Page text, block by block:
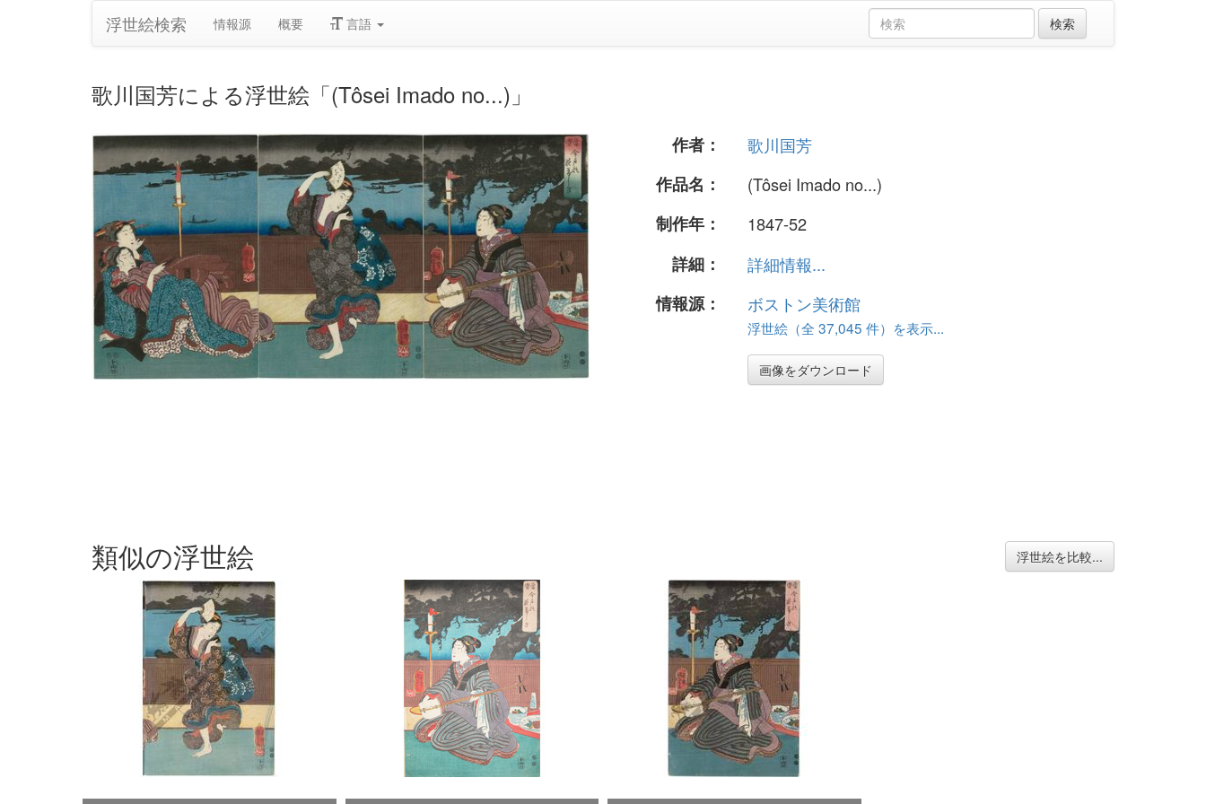
浮世絵検索 情報源 概要 言語
歌川国芳による浮世絵「(Tôsei Imado no...)」
作者：
歌川国芳
作品名：
(Tôsei Imado no...)
制作年：
1847-52
詳細：
詳細情報...
情報源：
ボストン美術館
浮世絵（全 37,045 件）を表示...
画像をダウンロード
類似の浮世絵 浮世絵を比較...